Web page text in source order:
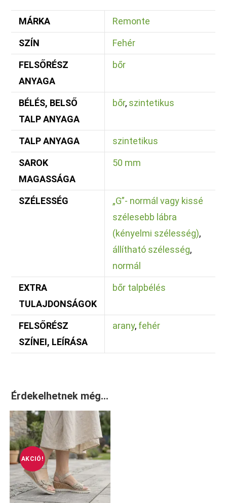
MÁRKA Remonte
SZÍN Fehér
FELSŐRÉSZ
ANYAGA
bőr
BÉLÉS, BELSŐ
TALP ANYAGA
bőr, szintetikus
TALP ANYAGA szintetikus
SAROK
MAGASSÁGA
50 mm
SZÉLESSÉG
„G”- normál vagy kissé
szélesebb lábra
(kényelmi szélesség),
állítható szélesség,
normál
EXTRA
TULAJDONSÁGOK
bőr talpbélés
FELSŐRÉSZ
SZÍNEI, LEÍRÁSA
arany, fehér
Érdekelhetnek még…
AKCIÓ!